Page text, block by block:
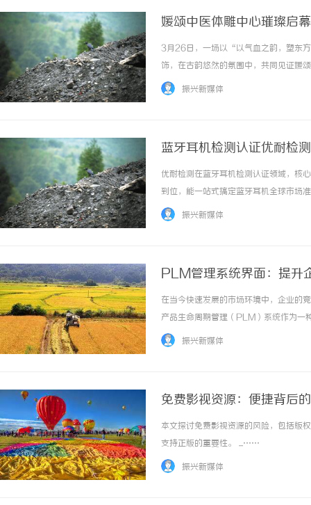
媛颂中医体雕中心璀璨启
3月26日，一场以“以气血之韵，塑东
饰，在古韵悠然的氛围中，共同见证媛
略正深入推进，健康体重管理成为全民
振兴新媒体
蓝牙耳机检测认证优耐检
优耐检测在蓝牙耳机检测认证领域，核
到位，能一站式搞定蓝牙耳机全球市场
CNAS（L6964）、CMA双认可，同
振兴新媒体
PLM管理系统界面：提升
在当今快速发展的市场环境中，企业的
产品生命周期管理（PLM）系统作为一
要。一个优化的PLM管理系统界面可显
振兴新媒体
免费影视资源：便捷背后
本文探讨免费影视资源的风险，包括版
支持正版的重要性。 ...……
振兴新媒体
年冷藏轻卡怎么选？奥铃极电/金奥铃冷
运输的降本增效最优解
开店最怕“搜不到”为什
ai却天天给他免费派单？